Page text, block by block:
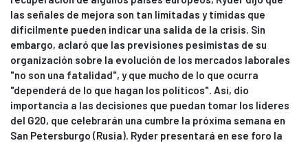
las señales de mejora son tan limitadas y tímidas que
difícilmente pueden indicar una salida de la crisis. Sin
embargo, aclaró que las previsiones pesimistas de su
organización sobre la evolución de los mercados laborales
"no son una fatalidad", y que mucho de lo que ocurra
"dependerá de lo que hagan los políticos". Así, dio
importancia a las decisiones que puedan tomar los líderes
del G20, que celebrarán una cumbre la próxima semana en
San Petersburgo (Rusia). Ryder presentará en ese foro la